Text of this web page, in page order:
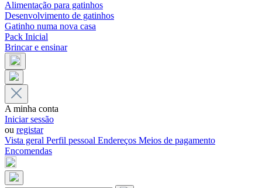
Alimentação para gatinhos
Desenvolvimento de gatinhos
Gatinho numa nova casa
Pack Inicial
Brincar e ensinar
A minha conta
Iniciar sessão
ou registar
Vista geral Perfil pessoal Endereços Meios de pagamento
Encomendas